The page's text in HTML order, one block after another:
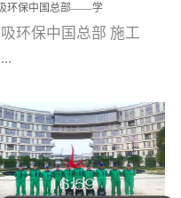
广州番禺区成功建立产
线生产基地，工厂拥有
动化生产设备和成熟的
择源头源材料、严控产
质量，我们每一批的生
产品都经过严格的质检
序；生产车间为优吸总
环保中国总部——学
工案例(节选)
环保中国总部 施工
学校工装节选)广州南沙
(珠江湾校区)项目地
广州市南沙区海滨路可以介绍下你们的产品么